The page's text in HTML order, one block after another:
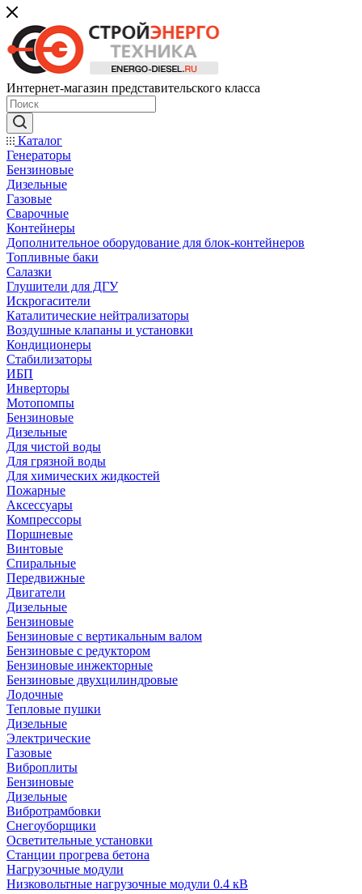
Интернет-магазин представительского класса
Каталог
Генераторы
Бензиновые
Дизельные
Газовые
Сварочные
Контейнеры
Дополнительное оборудование для блок-контейнеров
Топливные баки
Салазки
Глушители для ДГУ
Искрогасители
Каталитические нейтрализаторы
Воздушные клапаны и установки
Кондиционеры
Стабилизаторы
ИБП
Инверторы
Мотопомпы
Бензиновые
Дизельные
Для чистой воды
Для грязной воды
Для химических жидкостей
Пожарные
Аксессуары
Компрессоры
Поршневые
Винтовые
Спиральные
Передвижные
Двигатели
Дизельные
Бензиновые
Бензиновые с вертикальным валом
Бензиновые с редуктором
Бензиновые инжекторные
Бензиновые двухцилиндровые
Лодочные
Тепловые пушки
Дизельные
Электрические
Газовые
Виброплиты
Бензиновые
Дизельные
Вибротрамбовки
Снегоуборщики
Осветительные установки
Станции прогрева бетона
Нагрузочные модули
Низковольтные нагрузочные модули 0.4 кВ